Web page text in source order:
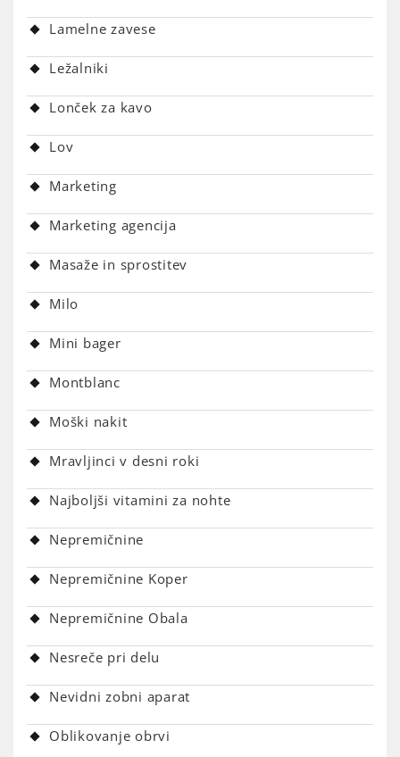
Lamelne zavese
Ležalniki
Lonček za kavo
Lov
Marketing
Marketing agencija
Masaže in sprostitev
Milo
Mini bager
Montblanc
Moški nakit
Mravljinci v desni roki
Najboljši vitamini za nohte
Nepremičnine
Nepremičnine Koper
Nepremičnine Obala
Nesreče pri delu
Nevidni zobni aparat
Oblikovanje obrvi